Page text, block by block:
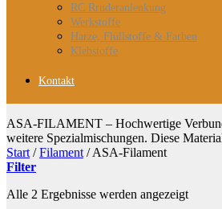
RC Rruderanlenkung
Werkstoffe
Harze, Flüllstoffe & Farben
Klebstoffe
Kontakt
ASA-FILAMENT – Hochwertige
weitere Spezialmischungen. Diese
Start / Filament /ASA-Filament
Filter
Alle 2 Ergebnisse werden angezeigtNach